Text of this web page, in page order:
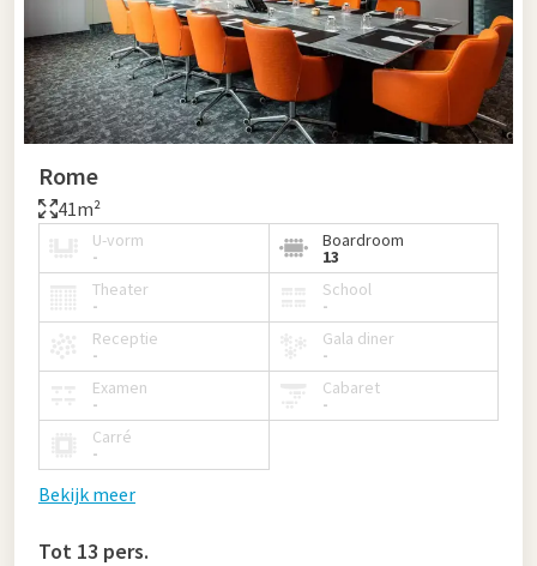
Rome
41m²
U-vorm
-
Boardroom
13
Theater
-
School
-
Receptie
-
Gala diner
-
Examen
-
Cabaret
-
Carré
-
Bekijk meer
Tot 13 pers.